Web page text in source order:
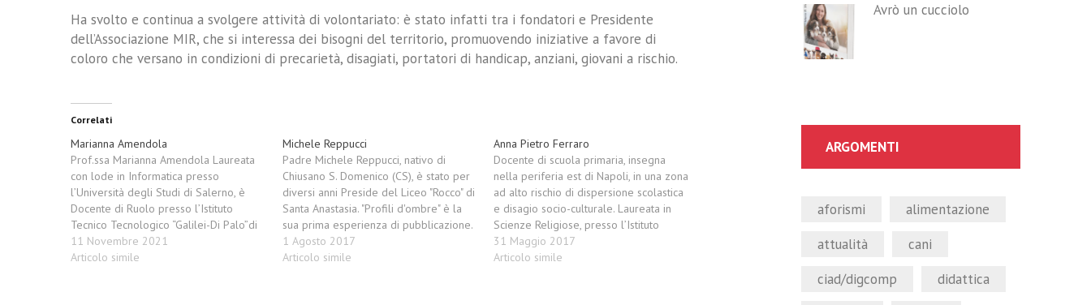
Ha svolto e continua a svolgere attività di volontariato: è stato infatti tra i fondatori e Presidente
dell’Associazione MIR, che si interessa dei bisogni del territorio, promuovendo iniziative a favore di
coloro che versano in condizioni di precarietà, disagiati, portatori di handicap, anziani, giovani a rischio.
Correlati
Marianna Amendola
Prof.ssa Marianna Amendola Laureata
con lode in Informatica presso
l’Università degli Studi di Salerno, è
Docente di Ruolo presso l’Istituto
Tecnico Tecnologico “Galilei-Di Palo”di
Salerno, e insegna Informatica nel
Triennio di Indirizzo “Informatica e
11 Novembre 2021
Articolo simile
Michele Reppucci
Padre Michele Reppucci, nativo di
Chiusano S. Domenico (CS), è stato per
diversi anni Preside del Liceo "Rocco" di
Santa Anastasia. "Profili d'ombre" è la
sua prima esperienza di pubblicazione.
1 Agosto 2017
Articolo simile
Anna Pietro Ferraro
Docente di scuola primaria, insegna
nella periferia est di Napoli, in una zona
ad alto rischio di dispersione scolastica
e disagio socio-culturale. Laureata in
Scienze Religiose, presso l’Istituto
Superiore Scienze Religiose - Pontificia
Facoltà dell’Italia Meridionale di Napoli.
31 Maggio 2017
Articolo simile
Avrò un cucciolo
ARGOMENTI
aforismi
alimentazione
attualità
cani
ciad/digcomp
didattica